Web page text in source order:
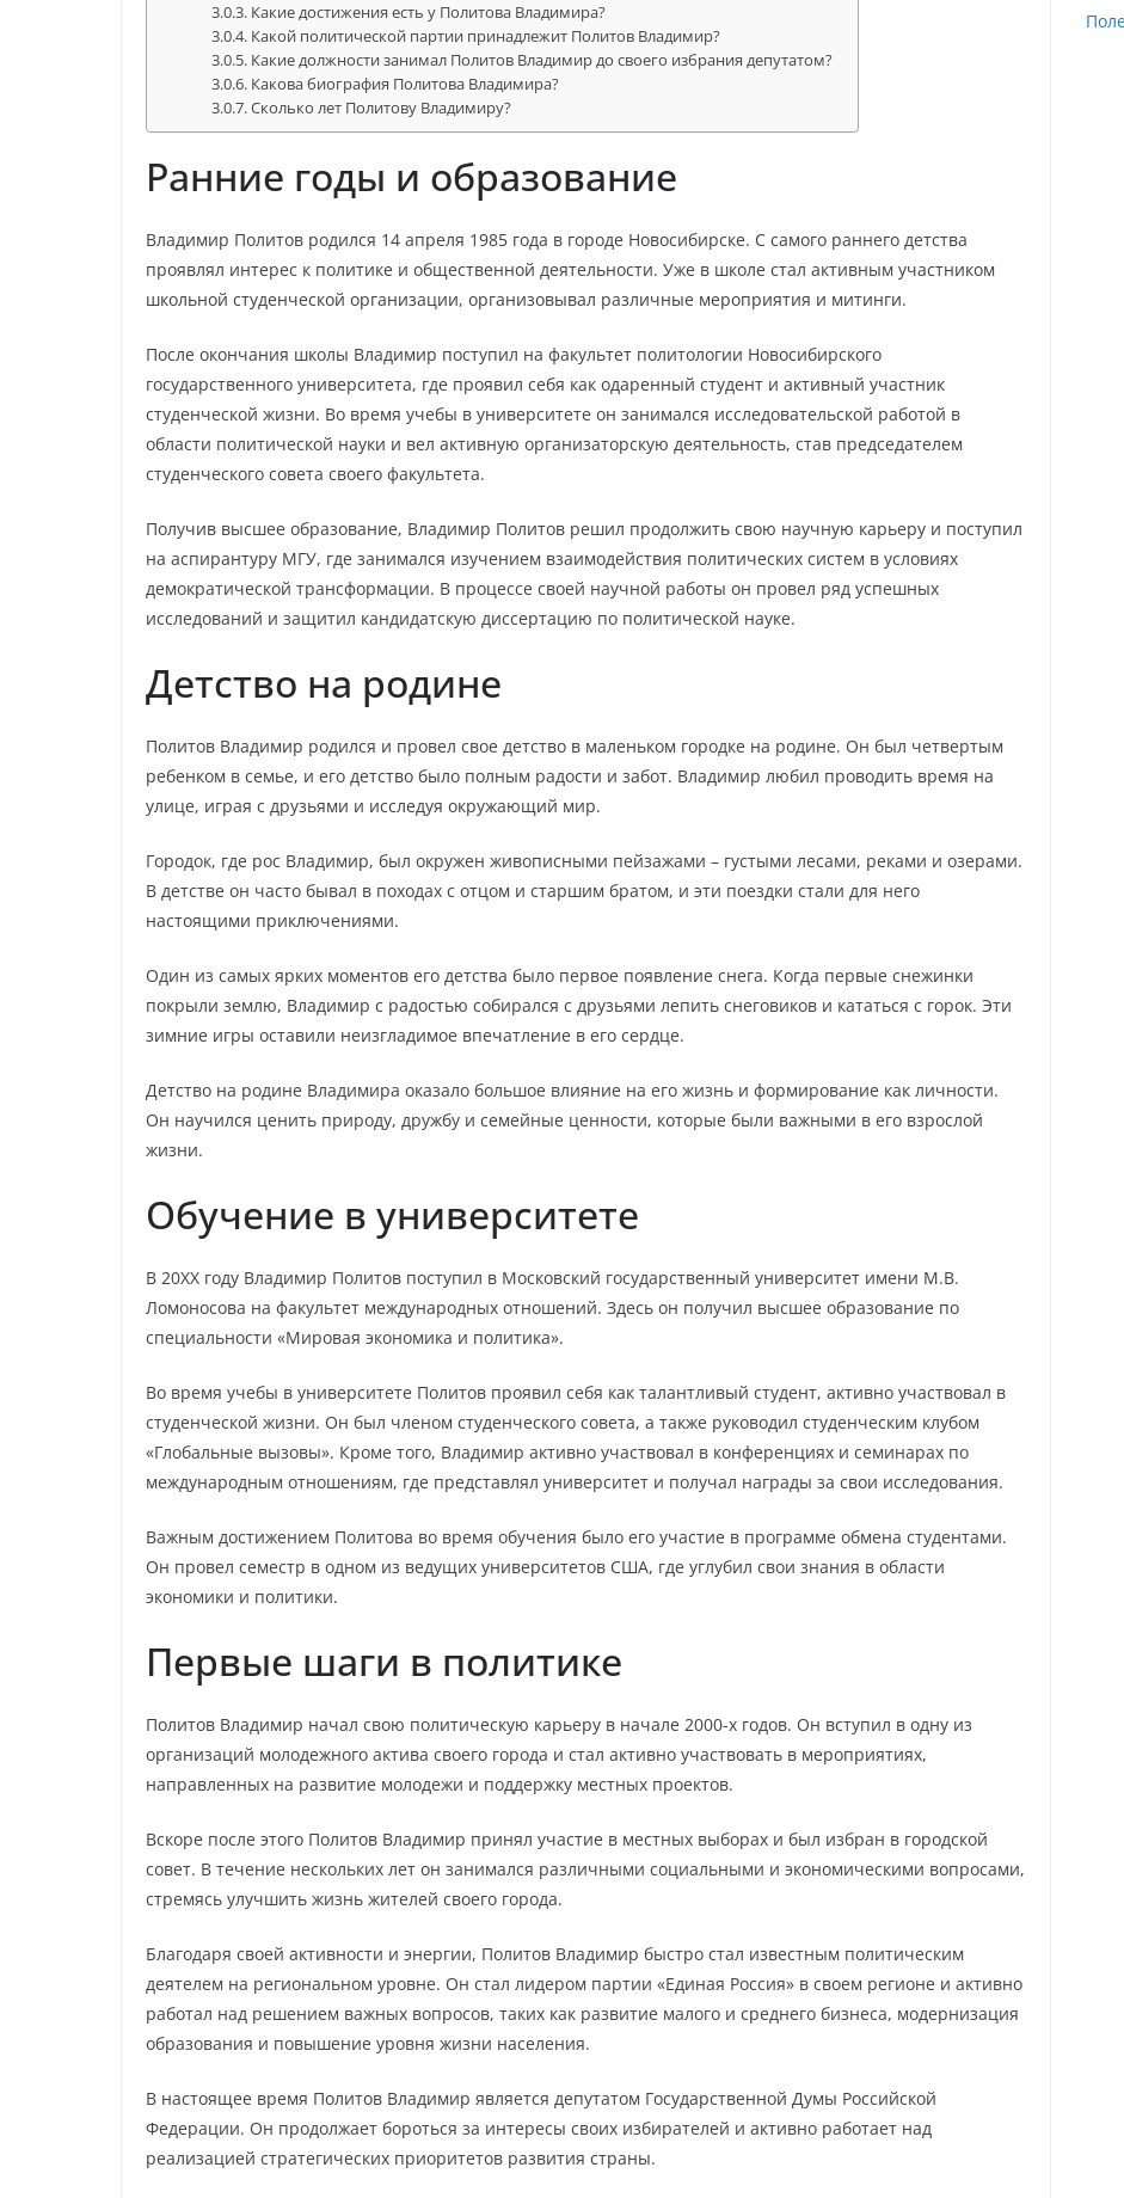
Какие достижения есть у Политова Владимира?
Какой политической партии принадлежит Политов Владимир?
Какие должности занимал Политов Владимир до своего избрания депутатом?
Какова биография Политова Владимира?
Сколько лет Политову Владимиру?
Ранние годы и образование
Владимир Политов родился 14 апреля 1985 года в городе Новосибирске. С самого раннего детства
проявлял интерес к политике и общественной деятельности. Уже в школе стал активным участником
школьной студенческой организации, организовывал различные мероприятия и митинги.
После окончания школы Владимир поступил на факультет политологии Новосибирского
государственного университета, где проявил себя как одаренный студент и активный участник
студенческой жизни. Во время учебы в университете он занимался исследовательской работой в
области политической науки и вел активную организаторскую деятельность, став председателем
студенческого совета своего факультета.
Получив высшее образование, Владимир Политов решил продолжить свою научную карьеру и поступил
на аспирантуру МГУ, где занимался изучением взаимодействия политических систем в условиях
демократической трансформации. В процессе своей научной работы он провел ряд успешных
исследований и защитил кандидатскую диссертацию по политической науке.
Детство на родине
Политов Владимир родился и провел свое детство в маленьком городке на родине. Он был четвертым
ребенком в семье, и его детство было полным радости и забот. Владимир любил проводить время на
улице, играя с друзьями и исследуя окружающий мир.
Городок, где рос Владимир, был окружен живописными пейзажами – густыми лесами, реками и озерами.
В детстве он часто бывал в походах с отцом и старшим братом, и эти поездки стали для него
настоящими приключениями.
Один из самых ярких моментов его детства было первое появление снега. Когда первые снежинки
покрыли землю, Владимир с радостью собирался с друзьями лепить снеговиков и кататься с горок. Эти
зимние игры оставили неизгладимое впечатление в его сердце.
Детство на родине Владимира оказало большое влияние на его жизнь и формирование как личности.
Он научился ценить природу, дружбу и семейные ценности, которые были важными в его взрослой
жизни.
Обучение в университете
В 20XX году Владимир Политов поступил в Московский государственный университет имени М.В.
Ломоносова на факультет международных отношений. Здесь он получил высшее образование по
специальности «Мировая экономика и политика».
Во время учебы в университете Политов проявил себя как талантливый студент, активно участвовал в
студенческой жизни. Он был членом студенческого совета, а также руководил студенческим клубом
«Глобальные вызовы». Кроме того, Владимир активно участвовал в конференциях и семинарах по
международным отношениям, где представлял университет и получал награды за свои исследования.
Важным достижением Политова во время обучения было его участие в программе обмена студентами.
Он провел семестр в одном из ведущих университетов США, где углубил свои знания в области
экономики и политики.
Первые шаги в политике
Политов Владимир начал свою политическую карьеру в начале 2000-х годов. Он вступил в одну из
организаций молодежного актива своего города и стал активно участвовать в мероприятиях,
направленных на развитие молодежи и поддержку местных проектов.
Вскоре после этого Политов Владимир принял участие в местных выборах и был избран в городской
совет. В течение нескольких лет он занимался различными социальными и экономическими вопросами,
стремясь улучшить жизнь жителей своего города.
Благодаря своей активности и энергии, Политов Владимир быстро стал известным политическим
деятелем на региональном уровне. Он стал лидером партии «Единая Россия» в своем регионе и активно
работал над решением важных вопросов, таких как развитие малого и среднего бизнеса, модернизация
образования и повышение уровня жизни населения.
В настоящее время Политов Владимир является депутатом Государственной Думы Российской
Федерации. Он продолжает бороться за интересы своих избирателей и активно работает над
реализацией стратегических приоритетов развития страны.